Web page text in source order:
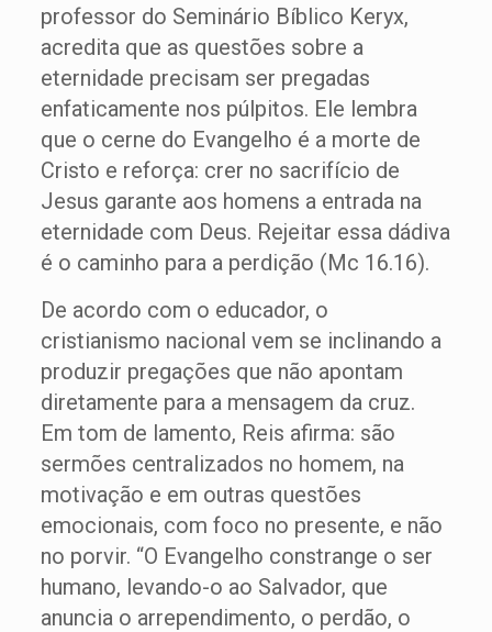
professor do Seminário Bíblico Keryx,
acredita que as questões sobre a
eternidade precisam ser pregadas
enfaticamente nos púlpitos. Ele lembra
que o cerne do Evangelho é a morte de
Cristo e reforça: crer no sacrifício de
Jesus garante aos homens a entrada na
eternidade com Deus. Rejeitar essa dádiva
é o caminho para a perdição (Mc 16.16).
De acordo com o educador, o
cristianismo nacional vem se inclinando a
produzir pregações que não apontam
diretamente para a mensagem da cruz.
Em tom de lamento, Reis afirma: são
sermões centralizados no homem, na
motivação e em outras questões
emocionais, com foco no presente, e não
no porvir. “O Evangelho constrange o ser
humano, levando-o ao Salvador, que
anuncia o arrependimento, o perdão, o